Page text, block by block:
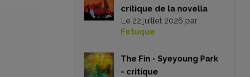
critique de la novella
Le 22 juillet 2026 par
Fetuque
The Fin - Syeyoung Park
- critique